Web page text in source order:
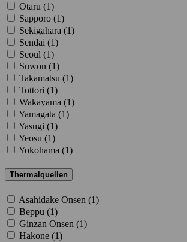
Otaru (1)
Sapporo (1)
Sekigahara (1)
Sendai (1)
Seoul (1)
Suwon (1)
Takamatsu (1)
Tottori (1)
Wakayama (1)
Yamagata (1)
Yasugi (1)
Yeosu (1)
Yokohama (1)
Thermalquellen
Asahidake Onsen (1)
Beppu (1)
Ginzan Onsen (1)
Hakone (1)